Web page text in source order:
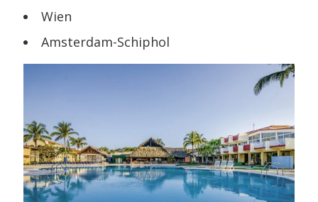
Wien
Amsterdam-Schiphol